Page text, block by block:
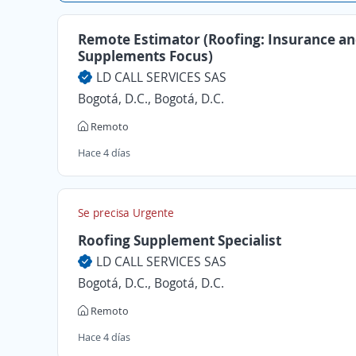
Remote Estimator (Roofing: Insurance
Supplements Focus)
LD CALL SERVICES SAS
Bogotá, D.C., Bogotá, D.C.
Remoto
Hace 4 días
Se precisa Urgente
Roofing Supplement Specialist
LD CALL SERVICES SAS
Bogotá, D.C., Bogotá, D.C.
Remoto
Hace 4 días